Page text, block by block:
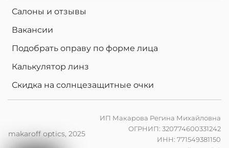
Салоны и отзывы
Вакансии
Подобрать оправу по форме лица
Калькулятор линз
Скидка на солнцезащитные очки
makaroff optics, 2025
ИП Макарова Регина Михайловна
ОГРНИП: 320774600331242
ИНН: 771549381150